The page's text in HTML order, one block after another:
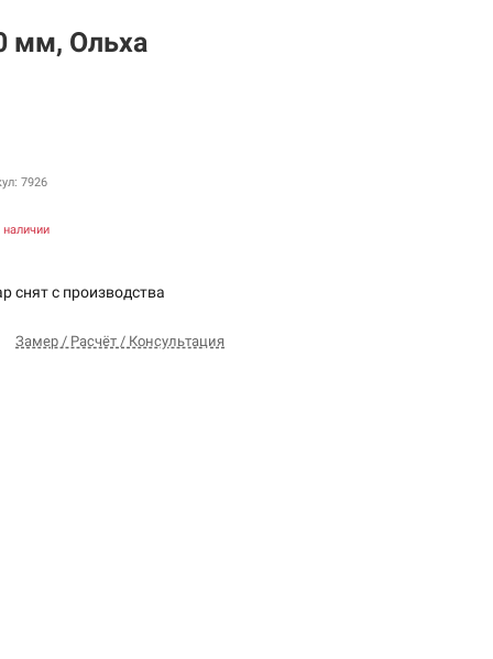
мм, Ольха
7926
наличии
снят с производства
Замер / Расчёт / Консультация